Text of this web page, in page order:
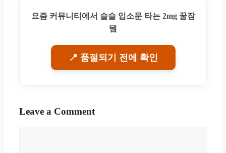
요즘 커뮤니티에서 슬슬 입소문 타는 2mg 꿀잠
템
📍 품절되기 전에 확인
Leave a Comment